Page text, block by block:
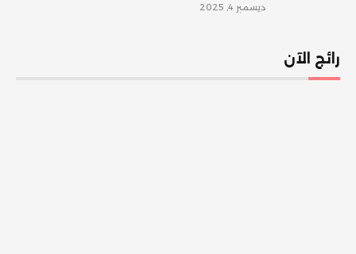
ديسمبر 4, 2025
رائج الآن